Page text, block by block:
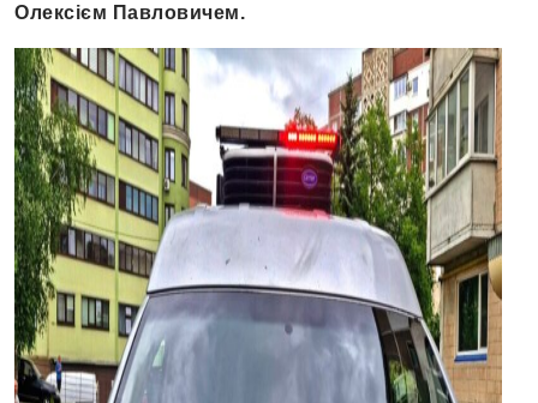
Олексієм Павловичем.